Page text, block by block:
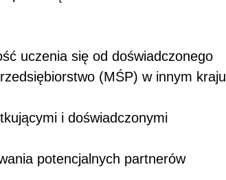
uczenia się od doświadczonego
(MŚP) w innym kraju
i doświadczonymi
potencjalnych partnerów